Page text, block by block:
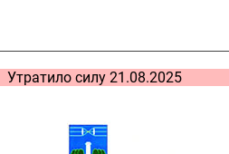
Утратило силу 21.08.2025